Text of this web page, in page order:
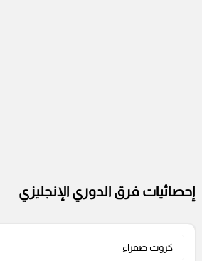
إحصائيات فرق الدوري الإنجليزي
كروت صفراء